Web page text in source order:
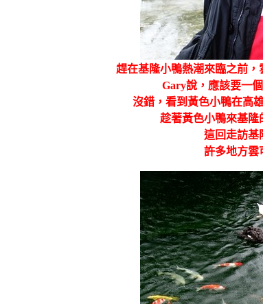
趕在基隆小鴨熱潮來臨之前
Gary說，應該要一
沒錯，看到黃色小鴨在高
趁著黃色小鴨來基
這回走訪基
許多地方雲